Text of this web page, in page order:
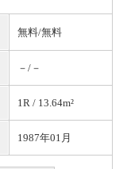
無料/無料
－/－
1R / 13.64m²
1987年01月